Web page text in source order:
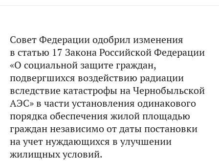
Совет Федерации одобрил изменения
в статью 17 Закона Российской Федерации
«О социальной защите граждан,
подвергшихся воздействию радиации
вследствие катастрофы на Чернобыльской
АЭС» в части установления одинакового
порядка обеспечения жилой площадью
граждан независимо от даты постановки
на учет нуждающихся в улучшении
жилищных условий.